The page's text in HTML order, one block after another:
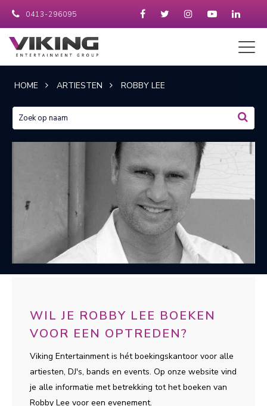
0413-296095
HOME ARTIESTEN ROBBY LEE
WIL JE ROBBY LEE BOEKEN
VOOR EEN OPTREDEN?
Viking Entertainment is hét boekingskantoor voor alle
artiesten, DJ's, bands en events. Op onze website vind
je alle informatie met betrekking tot het boeken van
Robby Lee voor een evenement.